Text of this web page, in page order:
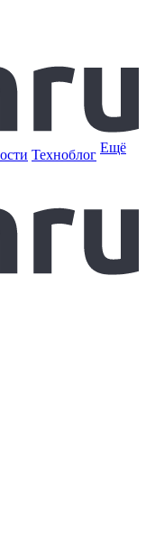
Техноблог Ещё